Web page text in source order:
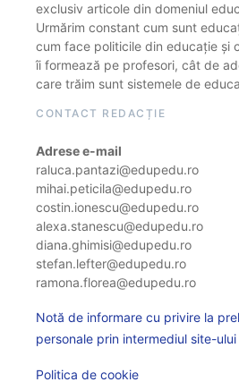
exclusiv articole din domeniul
Urmărim constant cum sunt
cum face politicile din educație și
îi formează pe profesori, cât de
care trăim sunt sistemele de
CONTACT REDACȚIE
Adrese e-mail
raluca.pantazi@edupedu.ro
mihai.peticila@edupedu.ro
costin.ionescu@edupedu.ro
alexa.stanescu@edupedu.ro
diana.ghimisi@edupedu.ro
stefan.lefter@edupedu.ro
ramona.florea@edupedu.ro
Notă de informare cu privire la
personale prin intermediul site-ului
Politica de cookie